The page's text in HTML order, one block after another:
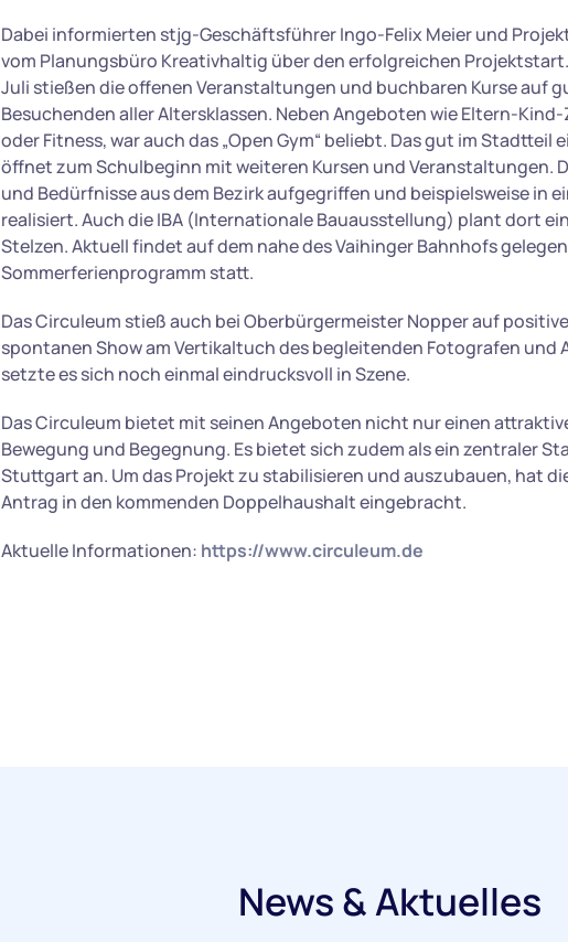
Dabei informierten stjg-Geschäftsführer Ingo-Felix Meier und
vom Planungsbüro Kreativhaltig über den erfolgreichen
Juli stießen die offenen Veranstaltungen und buchbaren Kurse auf
Besuchenden aller Altersklassen. Neben Angeboten wie Eltern-
oder Fitness, war auch das „Open Gym“ beliebt. Das gut im Stadtteil
öffnet zum Schulbeginn mit weiteren Kursen und Veranstaltungen.
und Bedürfnisse aus dem Bezirk aufgegriffen und beispielsweise in
realisiert. Auch die IBA (Internationale Bauausstellung) plant dort
Stelzen. Aktuell findet auf dem nahe des Vaihinger Bahnhofs
Sommerferienprogramm statt.
Das Circuleum stieß auch bei Oberbürgermeister Nopper auf
spontanen Show am Vertikaltuch des begleitenden Fotografen und
setzte es sich noch einmal eindrucksvoll in Szene.
Das Circuleum bietet mit seinen Angeboten nicht nur einen
Bewegung und Begegnung. Es bietet sich zudem als ein zentraler
Stuttgart an. Um das Projekt zu stabilisieren und auszubauen, hat
Antrag in den kommenden Doppelhaushalt eingebracht.
Aktuelle Informationen: https://www.circuleum.de
News & Aktuelles